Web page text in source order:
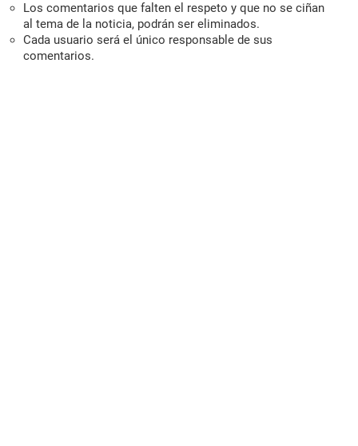
Los comentarios que falten el respeto y que no se ciñan
al tema de la noticia, podrán ser eliminados.
Cada usuario será el único responsable de sus
comentarios.